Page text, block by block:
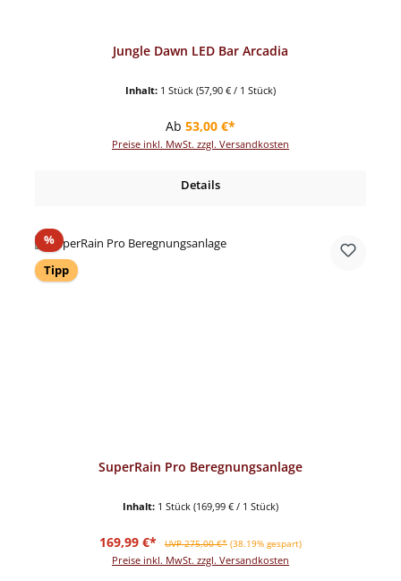
Jungle Dawn LED Bar Arcadia
Inhalt: 1 Stück (57,90 € / 1 Stück)
Regulärer Preis:
Ab 53,00 €*
Preise inkl. MwSt. zzgl. Versandkosten
Details
%Rabatt
Tipp
SuperRain Pro Beregnungsanlage
Inhalt: 1 Stück (169,99 € / 1 Stück)
Verkaufspreis:
169,99 €* Regulärer Preis:
UVP 275,00 €* (38.19% gespart)
Preise inkl. MwSt. zzgl. Versandkosten